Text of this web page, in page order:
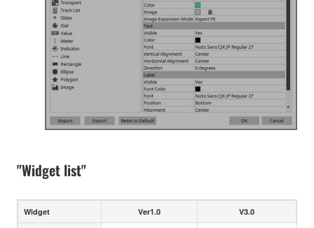
"Widget list"
Widget Ver1.0 V3.0